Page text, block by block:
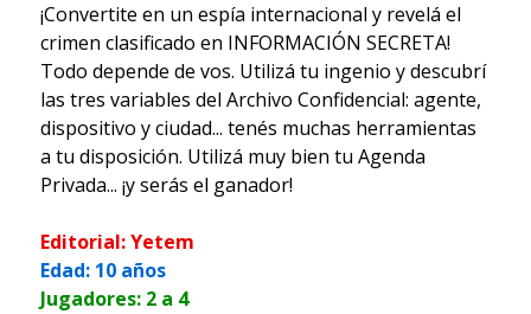
¡Convertite en un espía internacional y revelá el
crimen clasificado en INFORMACIÓN SECRETA!
Todo depende de vos. Utilizá tu ingenio y descubrí
las tres variables del Archivo Confidencial: agente,
dispositivo y ciudad... tenés muchas herramientas
a tu disposición. Utilizá muy bien tu Agenda
Privada... ¡y serás el ganador!
Editorial: Yetem
Edad: 10 años
Jugadores: 2 a 4